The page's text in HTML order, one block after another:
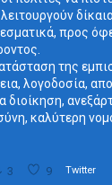
προς
της
λογοδοσία,
διοίκηση,
καλύτερη
3 9 Twitter